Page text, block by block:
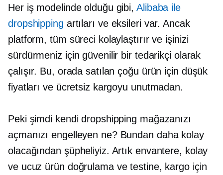
Her iş modelinde olduğu gibi, Alibaba ile
dropshipping artıları ve eksileri var. Ancak
platform, tüm süreci kolaylaştırır ve işinizi
sürdürmeniz için güvenilir bir tedarikçi olarak
çalışır. Bu, orada satılan çoğu ürün için düşük
fiyatları ve ücretsiz kargoyu unutmadan.
Peki şimdi kendi dropshipping mağazanızı
açmanızı engelleyen ne? Bundan daha kolay
olacağından şüpheliyiz. Artık envantere, kolay
ve ucuz ürün doğrulama ve testine, kargo için